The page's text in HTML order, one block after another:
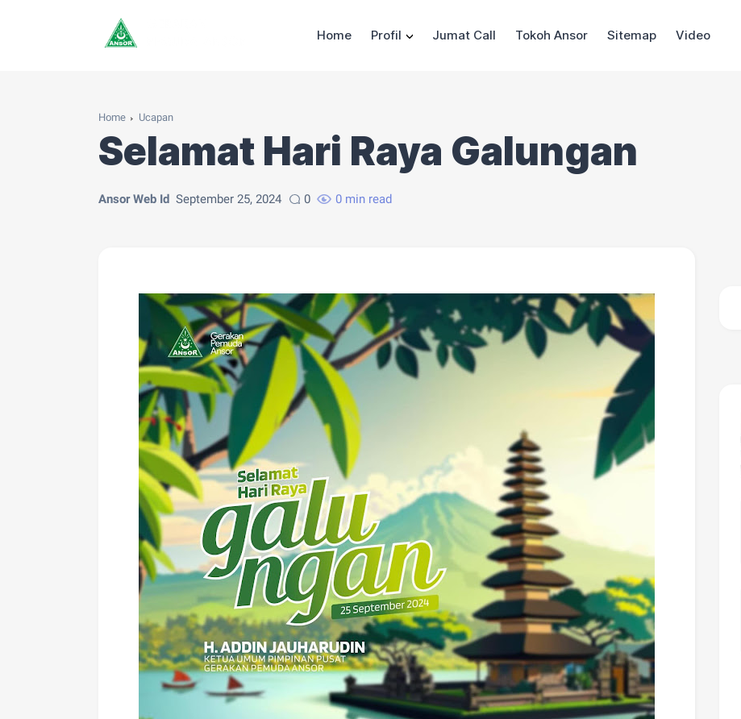
Home Profil Jumat Call Tokoh Ansor Sitemap Video
Home Ucapan
Selamat Hari Raya Galungan
Ansor Web Id September 25, 2024 0 0 min read